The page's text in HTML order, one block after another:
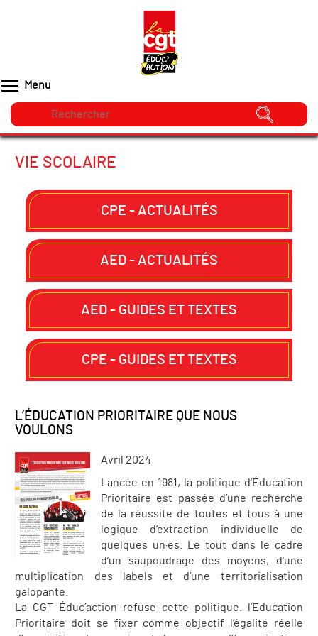
Menu
VIE SCOLAIRE
CPE - ACTUALITÉS
AED - ACTUALITÉS
AED - GUIDES ET TEXTES
CPE - GUIDES ET TEXTES
L’ÉDUCATION PRIORITAIRE QUE NOUS
VOULONS
Avril 2024
Lancée en 1981, la politique d’Éducation
Prioritaire est passée d’une recherche
de la réussite de toutes et tous à une
logique d’extraction individuelle de
quelques un·es. Le tout dans le cadre
d’un saupoudrage des moyens, d’une
multiplication des labels et d’une territorialisation
galopante.
La CGT Éduc’action refuse cette politique. l’Education
Prioritaire doit se fixer comme objectif l’égalité réelle